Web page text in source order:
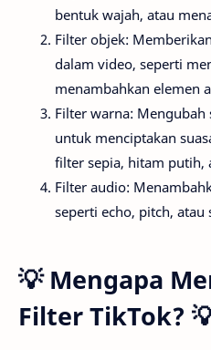
bentuk wajah, atau
Filter objek:
dalam video, seperti
menambahkan elemen
Filter warna:
untuk menciptakan
filter sepia, hitam putih,
Filter audio:
seperti echo, pitch, atau
💡 Mengapa
Filter TikTok?